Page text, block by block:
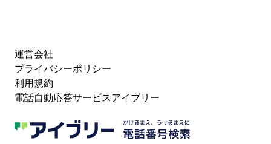
運営会社
プライバシーポリシー
利用規約
電話自動応答サービスアイブリー